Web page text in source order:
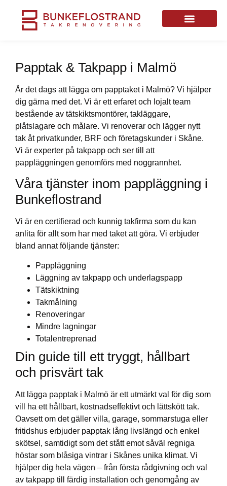
Papptak & Takpapp i Malmö
Är det dags att lägga om papptaket i Malmö? Vi hjälper
dig gärna med det. Vi är ett erfaret och lojalt team
bestående av tätskiktsmontörer, takläggare,
plåtslagare och målare. Vi renoverar och lägger nytt
tak åt privatkunder, BRF och företagskunder i Skåne.
Vi är experter på takpapp och ser till att
pappläggningen genomförs med noggrannhet.
Våra tjänster inom pappläggning i
Bunkeflostrand
Vi är en certifierad och kunnig takfirma som du kan
anlita för allt som har med taket att göra. Vi erbjuder
bland annat följande tjänster:
Pappläggning
Läggning av takpapp och underlagspapp
Tätskiktning
Takmålning
Renoveringar
Mindre lagningar
Totalentreprenad
Din guide till ett tryggt, hållbart
och prisvärt tak
Att lägga papptak i Malmö är ett utmärkt val för dig som
vill ha ett hållbart, kostnadseffektivt och lättskött tak.
Oavsett om det gäller villa, garage, sommarstuga eller
fritidshus erbjuder papptak lång livslängd och enkel
skötsel, samtidigt som det stått emot såväl regniga
höstar som blåsiga vintrar i Skånes unika klimat. Vi
hjälper dig hela vägen – från första rådgivning och val
av takpapp till färdig installation och genomgång av